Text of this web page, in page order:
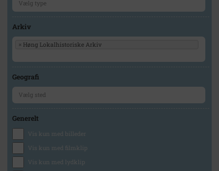
Arkiv
× Høng Lokalhistoriske Arkiv
Geografi
Generelt
Vis kun med billeder
Vis kun med filmklip
Vis kun med lydklip